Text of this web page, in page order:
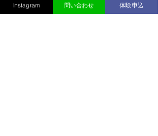
走り方小学生 中学生茨木関西
Instagram 問い合わせ 体験申込